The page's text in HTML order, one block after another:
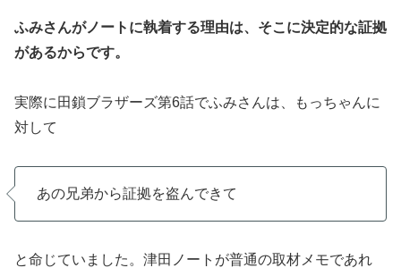
ふみさんがノートに執着する理由は、そこに決定的な証拠
があるからです。
実際に田鎖ブラザーズ第6話でふみさんは、もっちゃんに
対して
あの兄弟から証拠を盗んできて
と命じていました。津田ノートが普通の取材メモであれ